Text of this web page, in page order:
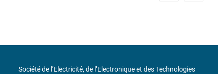
Société de l’Electricité, de l’Electronique et des Technologies